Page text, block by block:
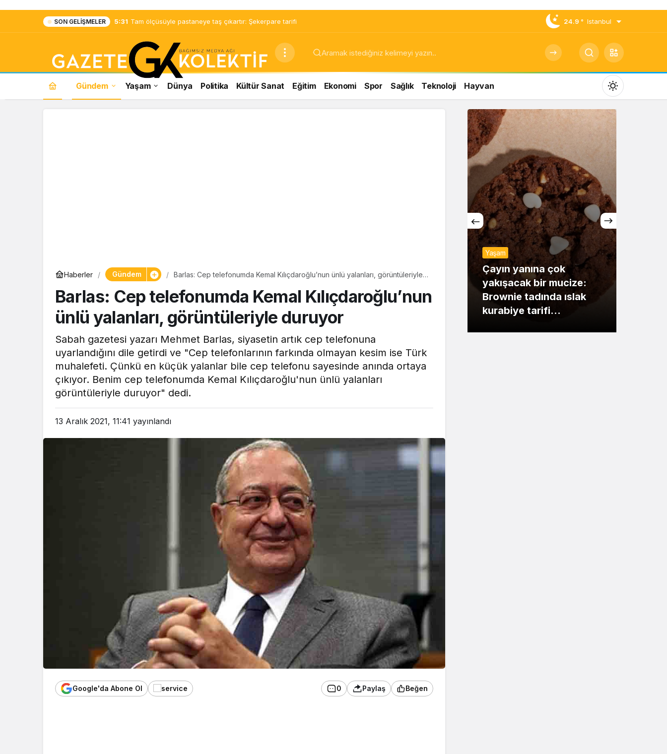
SON GELIŞMELER 5:31 Tam ölçüsüyle pastaneye taş çıkartır: Şekerpare tarifi 24.9 ° Istanbul
Gündem Yaşam Dünya Politika Kültür Sanat Eğitim Ekonomi Spor Sağlık Teknoloji Hayvan
Mod
değiştir
Gündüz Modu
Gündüz modunu seçin.
Gece Modu
Gece modunu seçin.
Sistem Modu
Sistem modunu seçin.
Haberler Gündem
Barlas: Cep telefonumda Kemal Kılıçdaroğlu’nun ünlü yalanları, görüntüleriyle
Barlas: Cep telefonumda Kemal Kılıçdaroğlu’nun
ünlü yalanları, görüntüleriyle duruyor
Sabah gazetesi yazarı Mehmet Barlas, siyasetin artık cep telefonuna
uyarlandığını dile getirdi ve "Cep telefonlarının farkında olmayan kesim ise Türk
muhalefeti. Çünkü en küçük yalanlar bile cep telefonu sayesinde anında ortaya
çıkıyor. Benim cep telefonumda Kemal Kılıçdaroğlu'nun ünlü yalanları
görüntüleriyle duruyor" dedi.
13 Aralık 2021, 11:41 yayınlandı
Google'da Abone Ol 0 Paylaş Beğen
Tam ölçüsüyle
pastaneye taş çıkartır:
Şekerpare tarifi
Yaşam
Çayın yanına çok
yakışacak bir mucize:
Brownie tadında ıslak
kurabiye tarifi…